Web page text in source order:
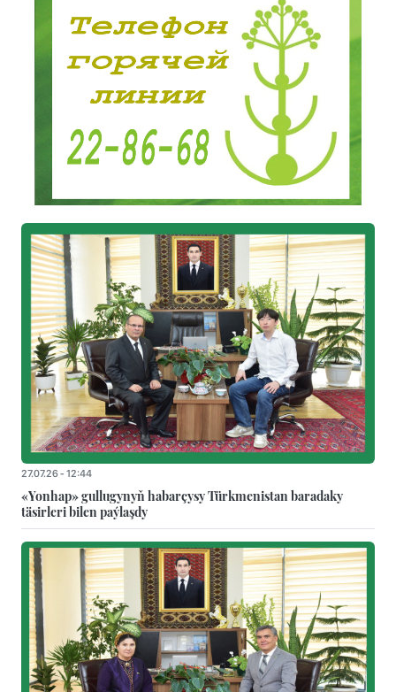
27.07.26 - 12:44
«Yonhap» gullugynyň habarçysy Türkmenistan baradaky
täsirleri bilen paýlaşdy